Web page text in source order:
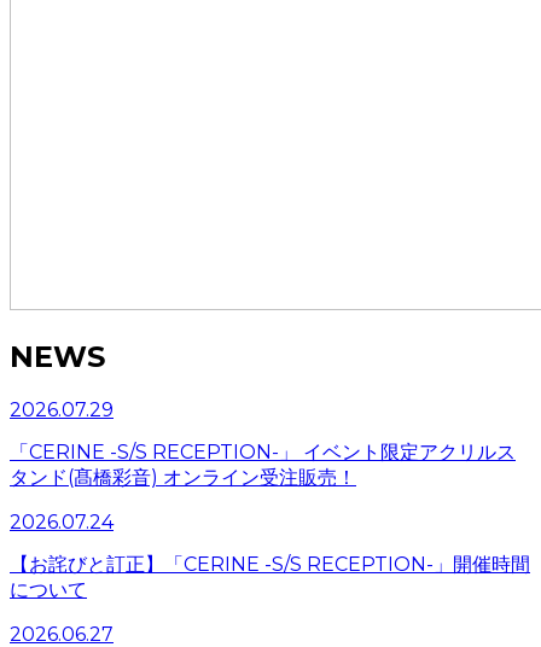
NEWS
2026.07.29
「CERINE -S/S RECEPTION-」 イベント限定アクリルス
タンド(髙橋彩音) オンライン受注販売！
2026.07.24
【お詫びと訂正】「CERINE -S/S RECEPTION-」開催時間
について
2026.06.27